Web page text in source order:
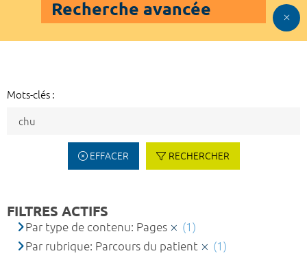
Recherche avancée
Mots-clés :
EFFACER RECHERCHER
FILTRES ACTIFS
Par type de contenu: Pages
(1)
Par rubrique: Parcours du patient
(1)